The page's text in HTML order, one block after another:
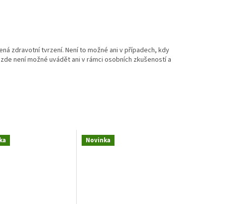
Novinka
zdravotní tvrzení. Není to možné ani v případech, kdy
není možné uvádět ani v rámci osobních zkušeností a